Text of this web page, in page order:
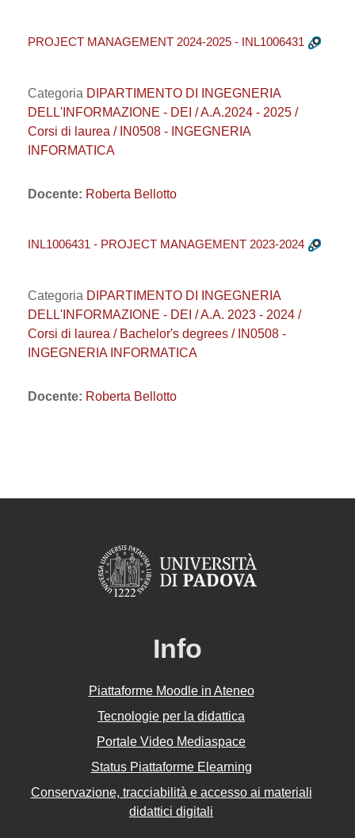
PROJECT MANAGEMENT 2024-2025 - INL1006431
Categoria DIPARTIMENTO DI INGEGNERIA
DELL'INFORMAZIONE - DEI / A.A.2024 - 2025 /
Corsi di laurea / IN0508 - INGEGNERIA
INFORMATICA
Docente: Roberta Bellotto
INL1006431 - PROJECT MANAGEMENT 2023-2024
Categoria DIPARTIMENTO DI INGEGNERIA
DELL'INFORMAZIONE - DEI / A.A. 2023 - 2024 /
Corsi di laurea / Bachelor's degrees / IN0508 -
INGEGNERIA INFORMATICA
Docente: Roberta Bellotto
Info
Piattaforme Moodle in Ateneo
Tecnologie per la didattica
Portale Video Mediaspace
Status Piattaforme Elearning
Conservazione, tracciabilità e accesso ai materiali
didattici digitali